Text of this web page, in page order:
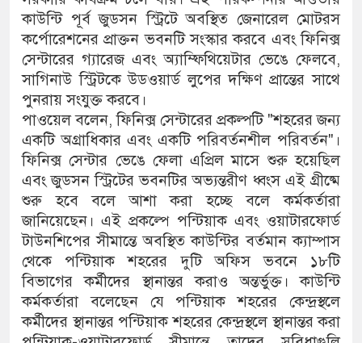
কাউন্টি পূর্ব জুডসন স্ট্রিটে অবস্থিত জেনারেল মোটরস
কর্পোরেশনের প্রাক্তন ভবনটি সংস্কার করবে এবং ফিনিক্স
সেন্টারের গ্যারেজ এবং অ্যাম্ফিথিয়েটার ভেঙে ফেলবে,
সাগিনাউ স্ট্রিটকে উডওয়ার্ড লুপের দক্ষিণ প্রান্তের সাথে
পুনরায় সংযুক্ত করবে।
পাওয়েল বলেন, ফিনিক্স সেন্টারের প্রকল্পটি "শহরের জন্য
একটি অগ্রাধিকার এবং একটি পরিবর্তনশীল পরিবর্তন"।
ফিনিক্স সেন্টার ভেঙে ফেলা এপ্রিল মাসে শুরু হয়েছিল
এবং জুডসন স্ট্রিটের ভবনটির অভ্যন্তরীণ ধ্বংস এই গ্রীষ্মে
শুরু হবে বলে আশা করা হচ্ছে বলে কর্মকর্তারা
জানিয়েছেন। এই প্রকল্পে পন্টিয়াক এবং ওয়াটারফোর্ড
টাউনশিপের সীমান্তে অবস্থিত কাউন্টির বর্তমান ক্যাম্পাস
থেকে পন্টিয়াক শহরের দুটি অফিস ভবনে ১৮টি
বিভাগের কর্মীদের স্থানান্তর করাও অন্তর্ভুক্ত। কাউন্টি
কর্মকর্তারা বলেছেন যে পন্টিয়াক শহরের কেন্দ্রস্থলে
কর্মীদের স্থানান্তর পন্টিয়াক শহরের কেন্দ্রস্থলে স্থানান্তর করা